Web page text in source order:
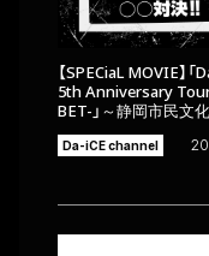
【SPECiaL MOVIE】「
5th Anniversary
BET-」～静岡市民文
Da-iCE channel